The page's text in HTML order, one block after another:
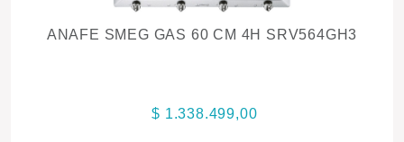
ANAFE SMEG GAS 60 CM 4H SRV564GH3
$ 1.338.499,00